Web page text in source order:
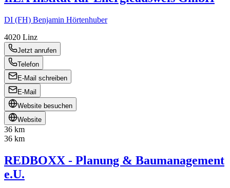
DI (FH) Benjamin Hörtenhuber
4020 Linz
Jetzt anrufen
Telefon
E-Mail schreiben
E-Mail
Website besuchen
Website
36 km
36 km
REDBOXX - Planung & Baumanagement
e.U.